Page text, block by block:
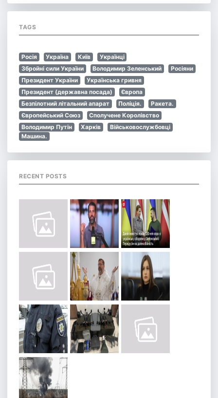
TAGS
Росія Україна Київ
Українці
Збройні сили України
Володимир Зеленський
Росіяни
Президент України
Українська гривня
Президент (державна посада)
Європа
Безпілотний літальний апарат
Поліція.
Ракета.
Європейський Союз
Сполучене Королівство
Володимир Путін
Харків
Військовослужбовці
Машина.
RECENT POSTS